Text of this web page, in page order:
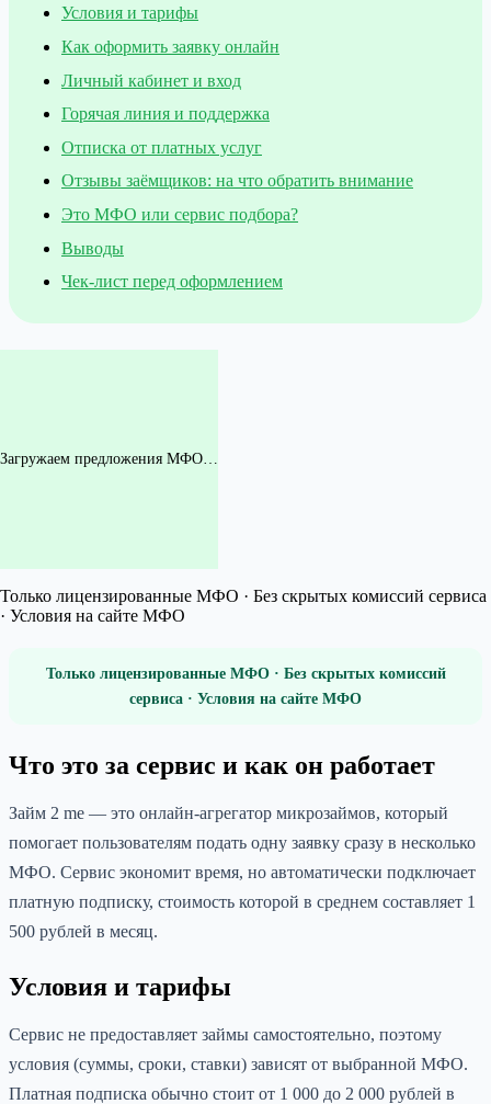
Условия и тарифы
Как оформить заявку онлайн
Личный кабинет и вход
Горячая линия и поддержка
Отписка от платных услуг
Отзывы заёмщиков: на что обратить внимание
Это МФО или сервис подбора?
Выводы
Чек-лист перед оформлением
Загружаем предложения МФО…
Только лицензированные МФО · Без скрытых комиссий сервиса
· Условия на сайте МФО
Только лицензированные МФО · Без скрытых комиссий
сервиса · Условия на сайте МФО
Что это за сервис и как он работает
Займ 2 me — это онлайн-агрегатор микрозаймов, который
помогает пользователям подать одну заявку сразу в несколько
МФО. Сервис экономит время, но автоматически подключает
платную подписку, стоимость которой в среднем составляет 1
500 рублей в месяц.
Условия и тарифы
Сервис не предоставляет займы самостоятельно, поэтому
условия (суммы, сроки, ставки) зависят от выбранной МФО.
Платная подписка обычно стоит от 1 000 до 2 000 рублей в